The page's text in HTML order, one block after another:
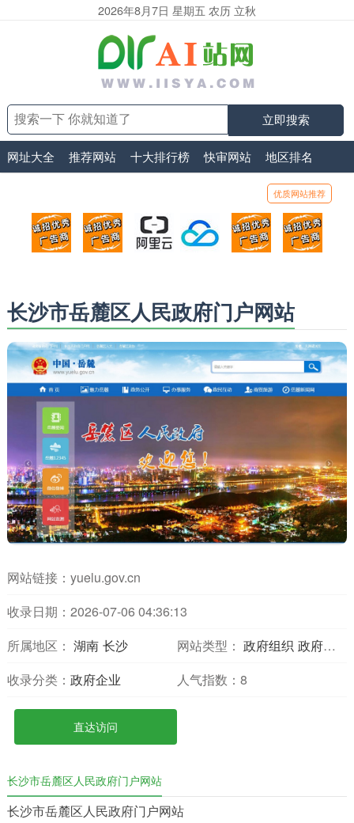
2026年8月7日 星期五 农历 立秋
立即搜索
网址大全 推荐网站 十大排行榜 快审网站 地区排名
优质网站推荐
顶部广告位1
广告位招商_广告位待售
顶部广告位2
广告位招商_广告位待售
阿里云
打折活动、99元/年
腾讯云
优惠打折，99元/年
顶部广告位5
广告位招商_
长沙市岳麓区人民政府门户网站
网站链接： yuelu.gov.cn
收录日期：2026-07-06 04:36:13
所属地区： 湖南 长沙 网站类型： 政府组织 政府门户
收录分类： 政府企业 人气指数： 8
直达访问
长沙市岳麓区人民政府门户网站
长沙市岳麓区人民政府门户网站